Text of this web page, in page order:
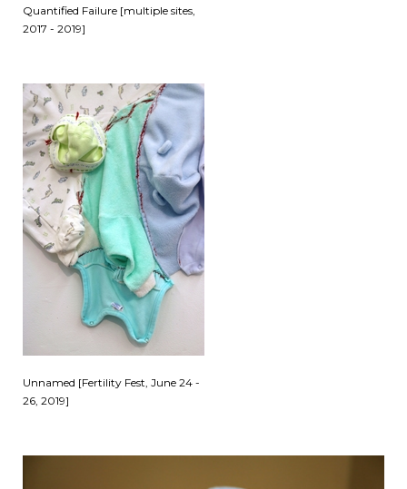
Quantified Failure [multiple sites,
2017 - 2019]
Unnamed [Fertility Fest, June 24 -
26, 2019]